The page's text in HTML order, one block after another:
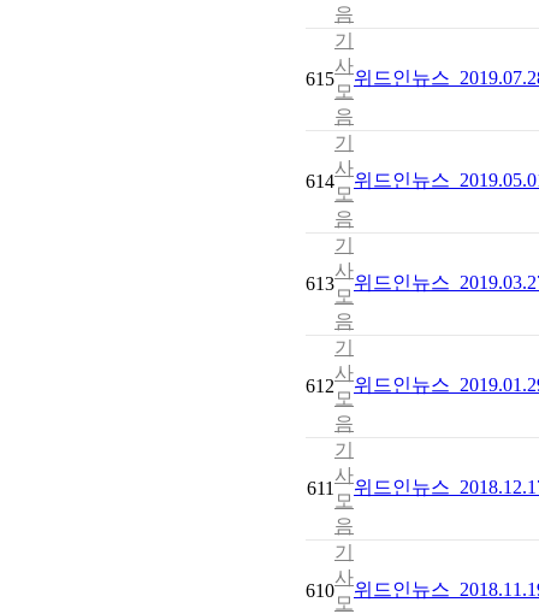
음
615
기
사
모
음
위드인뉴스
614
기
사
모
음
위드인뉴스
613
기
사
모
음
위드인뉴스
612
기
사
모
음
위드인뉴스
611
기
사
모
음
위드인뉴스
610
기
사
모
위드인뉴스